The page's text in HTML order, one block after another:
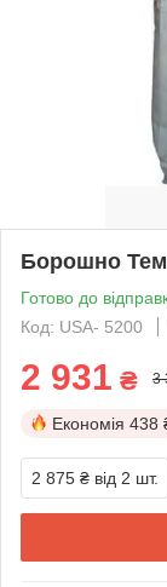
Борошно
Готово до
Код: USA- 5200
2 931 ₴ 3
Економія 438
2 875 ₴ від 2 шт.